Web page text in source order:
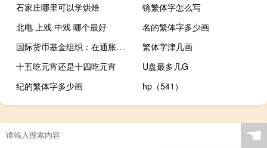
石家庄哪里可以学烘焙
镜繁体字怎么写
北电 上戏 中戏 哪个最好
名的繁体字多少画
国际货币基金组织：在通胀稳定降至目标范围内之前维持长期较高利率的政策是合理的
繁体字津几画
十五吃元宵还是十四吃元宵
U盘最多几G
纪的繁体字多少画
hp（541）
☚